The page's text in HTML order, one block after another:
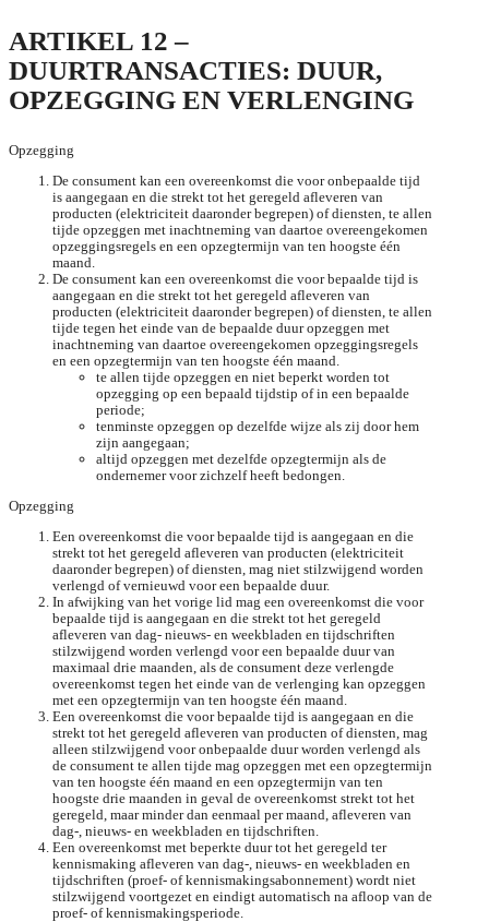
ARTIKEL 12 –
DUURTRANSACTIES: DUUR,
OPZEGGING EN VERLENGING
Opzegging
De consument kan een overeenkomst die voor onbepaalde tijd
is aangegaan en die strekt tot het geregeld afleveren van
producten (elektriciteit daaronder begrepen) of diensten, te allen
tijde opzeggen met inachtneming van daartoe overeengekomen
opzeggingsregels en een opzegtermijn van ten hoogste één
maand.
De consument kan een overeenkomst die voor bepaalde tijd is
aangegaan en die strekt tot het geregeld afleveren van
producten (elektriciteit daaronder begrepen) of diensten, te allen
tijde tegen het einde van de bepaalde duur opzeggen met
inachtneming van daartoe overeengekomen opzeggingsregels
en een opzegtermijn van ten hoogste één maand.
te allen tijde opzeggen en niet beperkt worden tot
opzegging op een bepaald tijdstip of in een bepaalde
periode;
tenminste opzeggen op dezelfde wijze als zij door hem
zijn aangegaan;
altijd opzeggen met dezelfde opzegtermijn als de
ondernemer voor zichzelf heeft bedongen.
Opzegging
Een overeenkomst die voor bepaalde tijd is aangegaan en die
strekt tot het geregeld afleveren van producten (elektriciteit
daaronder begrepen) of diensten, mag niet stilzwijgend worden
verlengd of vernieuwd voor een bepaalde duur.
In afwijking van het vorige lid mag een overeenkomst die voor
bepaalde tijd is aangegaan en die strekt tot het geregeld
afleveren van dag- nieuws- en weekbladen en tijdschriften
stilzwijgend worden verlengd voor een bepaalde duur van
maximaal drie maanden, als de consument deze verlengde
overeenkomst tegen het einde van de verlenging kan opzeggen
met een opzegtermijn van ten hoogste één maand.
Een overeenkomst die voor bepaalde tijd is aangegaan en die
strekt tot het geregeld afleveren van producten of diensten, mag
alleen stilzwijgend voor onbepaalde duur worden verlengd als
de consument te allen tijde mag opzeggen met een opzegtermijn
van ten hoogste één maand en een opzegtermijn van ten
hoogste drie maanden in geval de overeenkomst strekt tot het
geregeld, maar minder dan eenmaal per maand, afleveren van
dag-, nieuws- en weekbladen en tijdschriften.
Een overeenkomst met beperkte duur tot het geregeld ter
kennismaking afleveren van dag-, nieuws- en weekbladen en
tijdschriften (proef- of kennismakingsabonnement) wordt niet
stilzwijgend voortgezet en eindigt automatisch na afloop van de
proef- of kennismakingsperiode.